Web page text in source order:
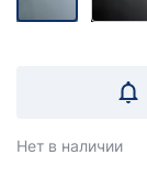
Нет в наличии